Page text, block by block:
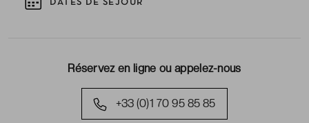
DATES DE SÉJOUR
Réservez en ligne ou appelez-nous
+33 (0)1 70 95 85 85